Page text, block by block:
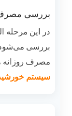
بررسی
در این مرحله
بررسی
مصرف
سیستم